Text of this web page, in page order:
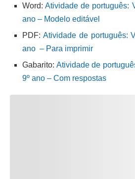
Word:Atividade de português:
ano – Modelo editável
PDF: Atividade de português:
ano – Para imprimir
Gabarito: Atividade de
9º ano – Com respostas